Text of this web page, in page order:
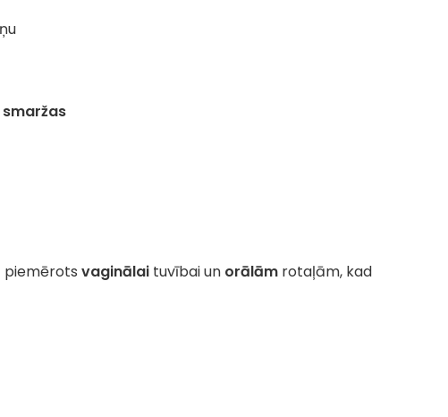
piemērotsvaginālai tuvībai un orālām rotaļām, kad